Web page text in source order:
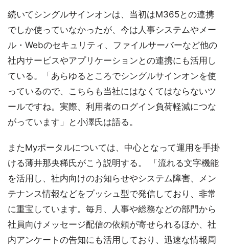
続いてシングルサインオンは、当初はM365との連携
でしか使っていなかったが、今は人事システムやメー
ル・Webのセキュリティ、ファイルサーバーなど他の
社内サービスやアプリケーションとの連携にも活用し
ている。「あらゆるところでシングルサインオンを使
っているので、こちらも当社にはなくてはならないツ
ールですね。実際、利用者のログイン負荷軽減につな
がっています」と小澤氏は語る。
またMyポータルについては、中心となって運用を手掛
ける薄井那央稀氏がこう説明する。 「流れる文字機能
を活用し、社内向けのお知らせやシステム障害、メン
テナンス情報などをプッシュ型で発信しており、非常
に重宝しています。毎月、人事や総務などの部門から
社員向けメッセージ配信の依頼が寄せられるほか、社
内アンケートの告知にも活用しており、迅速な情報周